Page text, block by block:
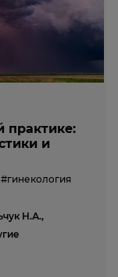
практике:
и
#гинекология
Н.А.,